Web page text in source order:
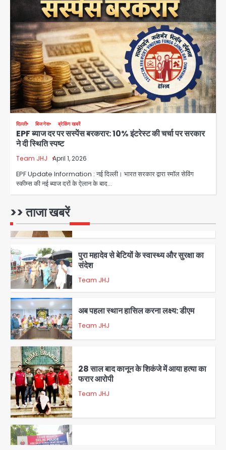
दिल्ली बिजनेस ब्रेकिंग खबरें
EPF ब्याज दर पर सस्पेंस बरकरार: 10% इंटरेस्ट की चर्चा पर सरकार
ने दी स्थिति स्पष्ट
Team JHJ April 1, 2026
EPF Update Information : नई दिल्ली। भारत सरकार द्वारा स्मॉल सेविंग
स्कीम्स की नई ब्याज दरों के ऐलान के बाद…
>> ताजा खबरें
3
Team JHJ
डबल मर्डर का मुख्य साजिशकर्ता क्राइम ब्रांच
के हत्थे
Team JHJ
5
रोहित चौधरी गैंग का कुख्यात बदमाश राजस्थान
Team JHJ
1
पुरा महादेव से बेटियों के स्वास्थ्य और सुरक्षा का
संदेश
Team JHJ
2
अब पहला स्थान हासिल करना लक्ष्य: डीएम
3
28 साल बाद कानून के शिकंजे में आया हत्या का
Team JHJ